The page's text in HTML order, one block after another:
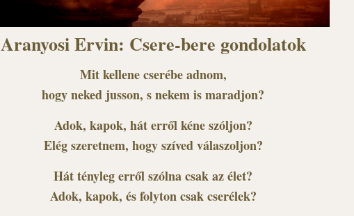
Aranyosi Ervin: Csere-bere gondolatok
Mit kellene cserébe adnom,
hogy neked jusson, s nekem is maradjon?
Adok, kapok, hát erről kéne szóljon?
Elég szeretnem, hogy szíved válaszoljon?
Hát tényleg erről szólna csak az élet?
Adok, kapok, és folyton csak cserélek?